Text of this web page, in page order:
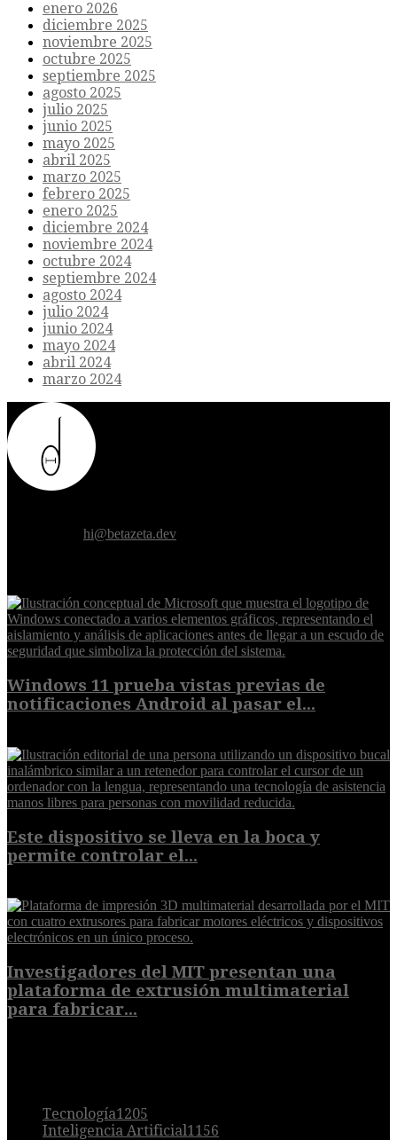
enero 2026
diciembre 2025
noviembre 2025
octubre 2025
septiembre 2025
agosto 2025
julio 2025
junio 2025
mayo 2025
abril 2025
marzo 2025
febrero 2025
enero 2025
diciembre 2024
noviembre 2024
octubre 2024
septiembre 2024
agosto 2024
julio 2024
junio 2024
mayo 2024
abril 2024
marzo 2024
hi@betazeta.dev
Windows 11 prueba vistas previas de
notificaciones Android al pasar el...
Este dispositivo se lleva en la boca y
permite controlar el...
Investigadores del MIT presentan una
plataforma de extrusión multimaterial
para fabricar...
Tecnología1205
Inteligencia Artificial1156